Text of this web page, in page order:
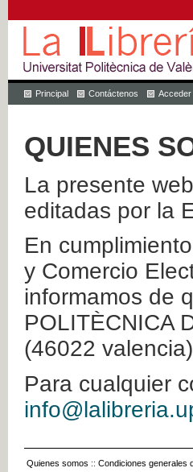
Principal Contáctenos Acceder
QUIENES
La presente
editadas por la
En
y Comercio
informamos de
POLITÈCNICA
(46022
Para cualquier
Quienes somos :: Condiciones generales